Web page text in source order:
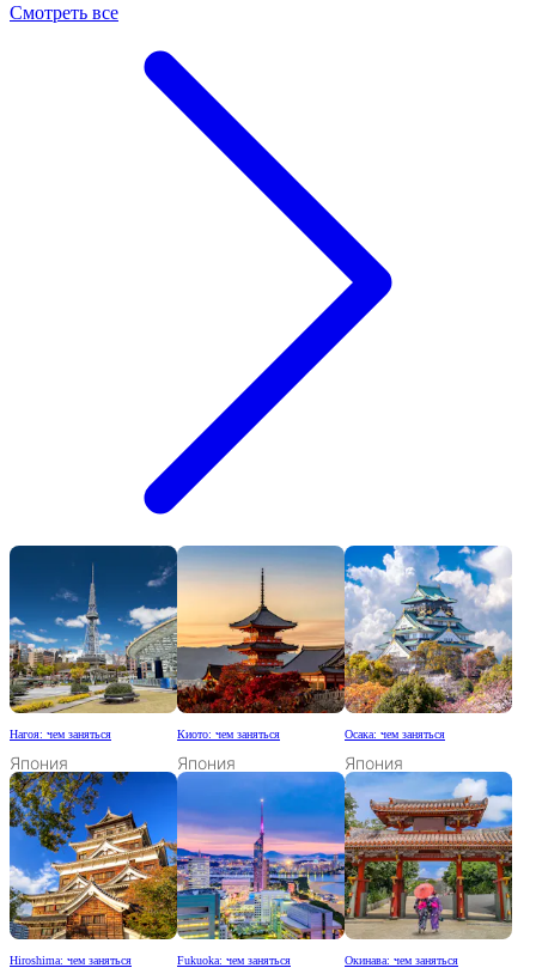
Смотреть все
Нагоя: чем заняться
Япония
Киото: чем заняться
Япония
Осака: чем заняться
Япония
Hiroshima: чем заняться Fukuoka: чем заняться Окинава: чем заняться